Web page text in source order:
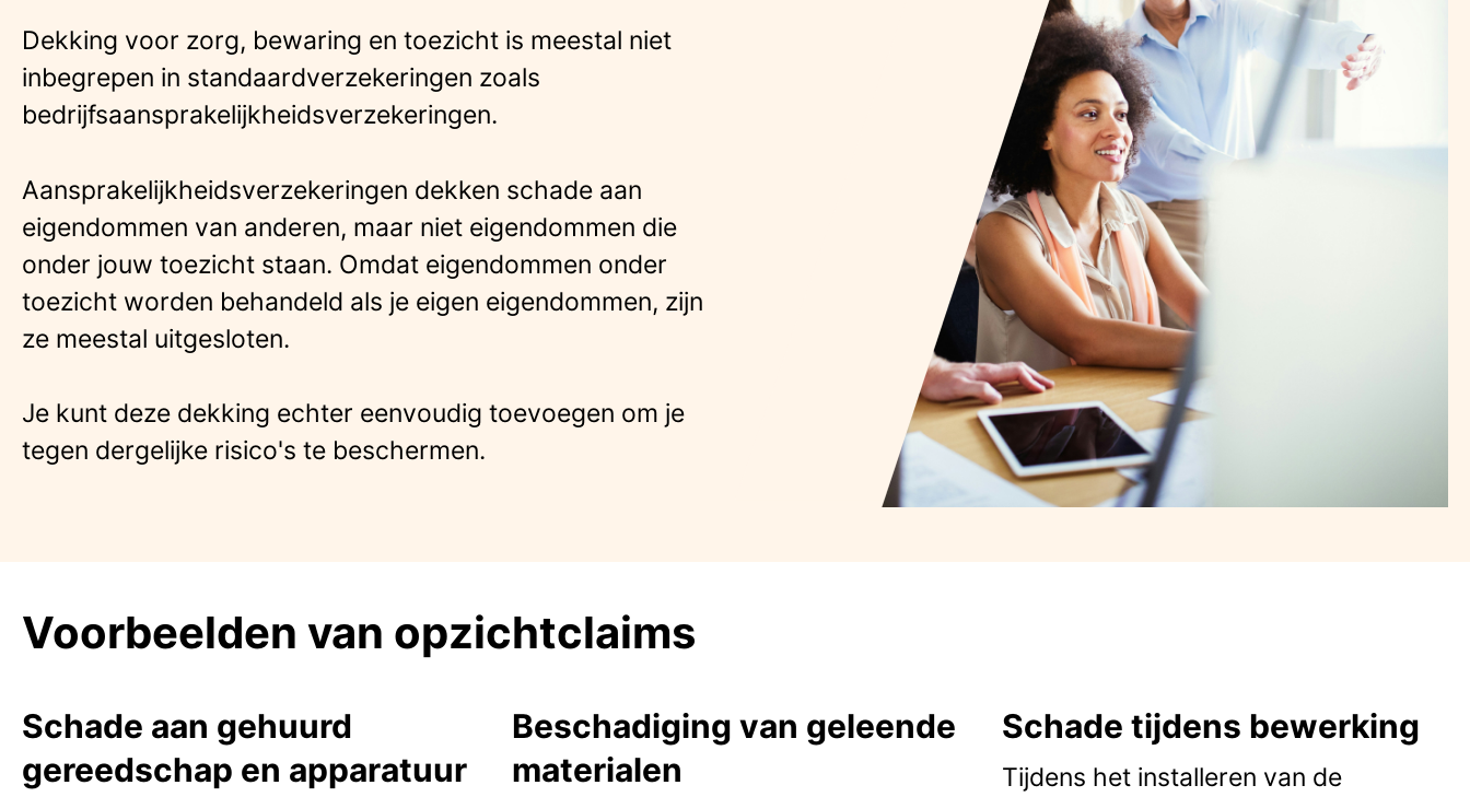
Dekking voor zorg, bewaring en toezicht is meestal niet
inbegrepen in standaardverzekeringen zoals
bedrijfsaansprakelijkheidsverzekeringen.
Aansprakelijkheidsverzekeringen dekken schade aan
eigendommen van anderen, maar niet eigendommen die
onder jouw toezicht staan. Omdat eigendommen onder
toezicht worden behandeld als je eigen eigendommen, zijn
ze meestal uitgesloten.
Je kunt deze dekking echter eenvoudig toevoegen om je
tegen dergelijke risico's te beschermen.
Voorbeelden van opzichtclaims
Schade aan gehuurd
gereedschap en apparatuur
Beschadiging van geleende
materialen
Schade tijdens bewerking
Tijdens het installeren van de